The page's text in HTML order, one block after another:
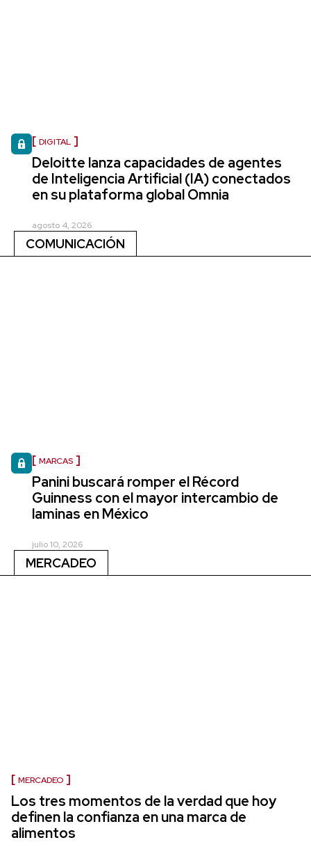
DIGITAL
Deloitte lanza capacidades de agentes
de Inteligencia Artificial (IA) conectados
en su plataforma global Omnia
agosto 4, 2026
COMUNICACIÓN
MARCAS
Panini buscará romper el Récord
Guinness con el mayor intercambio de
laminas en México
julio 10, 2026
MERCADEO
MERCADEO
Los tres momentos de la verdad que hoy
definen la confianza en una marca de
alimentos